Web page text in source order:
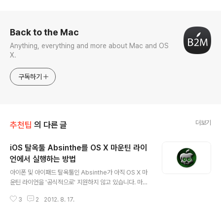
Back to the Mac
Anything, everything and more about Mac and OS
X.
구독하기
추천팁 의 다른 글 더보기
iOS 탈옥툴 Absinthe를 OS X 마운틴 라이
언에서 실행하는 방법
아이폰 및 아이패드 탈옥툴인 Absinthe가 아직 OS X 마
운틴 라이언을 '공식적으로' 지원하지 않고 있습니다. 마운
고 바로 꺼저버리는데, Greenpois0n 팀이 이를 해결한
3 2 2012. 8. 17.